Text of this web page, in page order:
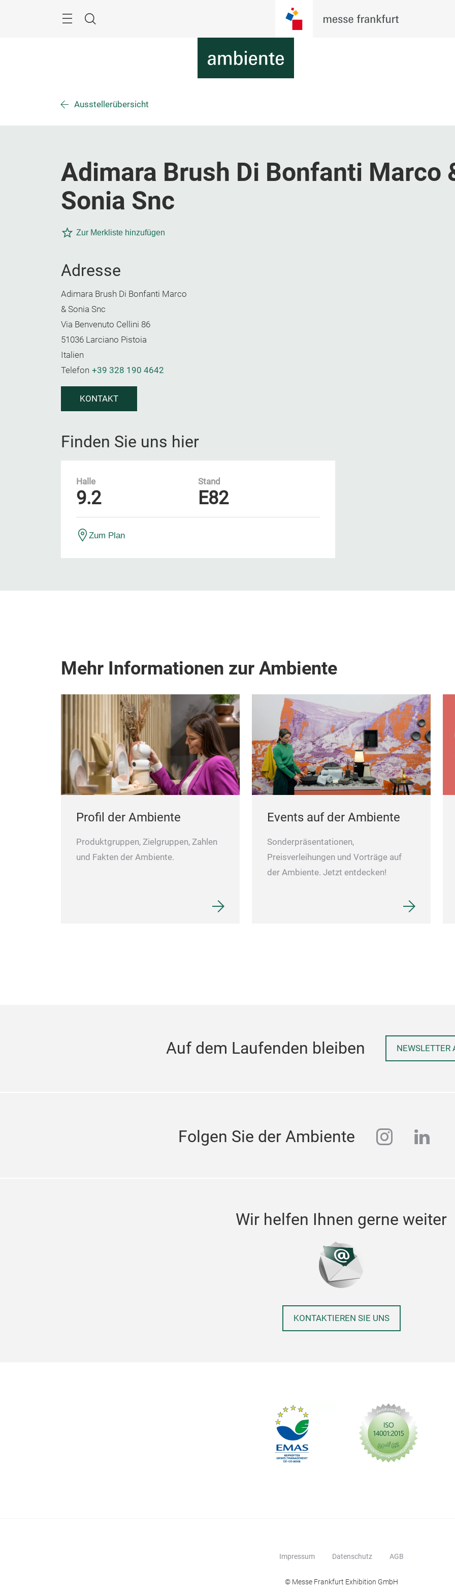
Suche
Ausstellerübersicht
Adimara Brush Di Bonfanti Marco
Sonia Snc
Zur Merkliste hinzufügen
Adresse
Adimara Brush Di Bonfanti Marco
& Sonia Snc
Via Benvenuto Cellini 86
51036 Larciano Pistoia
Italien
Telefon +39 328 190 4642
KONTAKT
Finden Sie uns hier
Halle
9.2
Stand
E82
Zum Plan
Mehr Informationen zur Ambiente
Profil der Ambiente
Produktgruppen, Zielgruppen, Zahlen
und Fakten der Ambiente.
Events auf der Ambiente
Sonderpräsentationen,
Preisverleihungen und Vorträge auf
der Ambiente. Jetzt entdecken!
Auf dem Laufenden bleiben NEWSLETTER
Folgen Sie der Ambiente
Wir helfen Ihnen gerne weiter
KONTAKTIEREN SIE UNS
Impressum Datenschutz AGB
© Messe Frankfurt Exhibition GmbH